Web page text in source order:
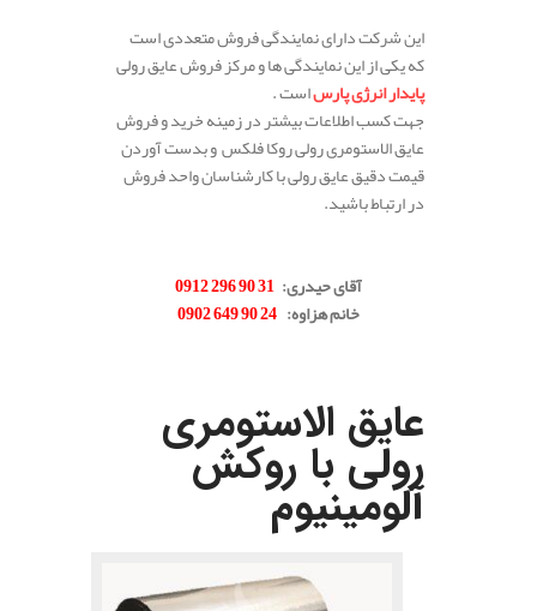
این شرکت دارای نمایندگی فروش متعددی است
که یکی از این نمایندگی ها و مرکز فروش عایق رولی
پایدار انرژی پارساست .
جهت کسب اطلاعات بیشتر در زمینه خرید و فروش
عایق الاستومری رولی روکا فلکس و بدست آوردن
قیمت دقیق عایق رولی با کارشناسان واحد فروش
در ارتباط باشید.
آقای حیدری: 31 90 296 0912
خانم هزاوه: 24 90 649 0902
عایق الاستومری
رولی با روکش
آلومینیوم